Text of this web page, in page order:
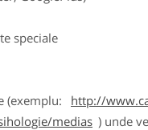
speciale
(exemplu:
http://
medias ) unde